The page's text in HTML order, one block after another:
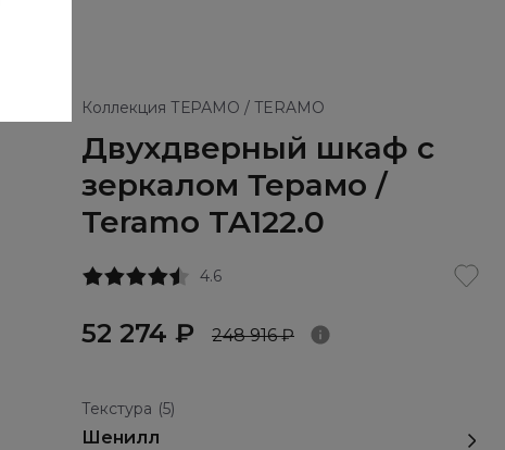
Коллекция ТЕРАМО / TERAMO
Двухдверный шкаф с
зеркалом Терамо /
Teramo TA122.0
4.6
52 274 ₽ 248 916 ₽
Текстура (5)
Шенилл